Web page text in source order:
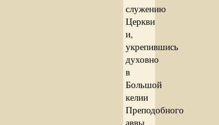
служению
Церкви
и,
укрепившись
духовно
в
Большой
келии
Преподобного
аввы